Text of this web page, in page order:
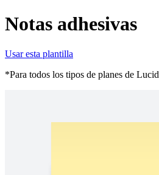
Notas adhesivas
Usar esta plantilla
*Para todos los tipos de planes de Lucid